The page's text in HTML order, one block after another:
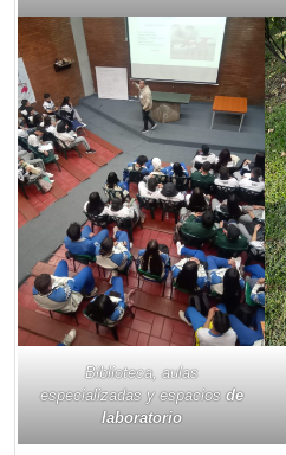
Biblioteca, aulas
especializadas y espaciosde
laboratorio